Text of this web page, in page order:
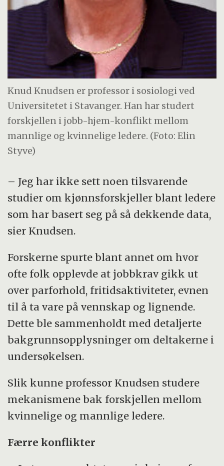
Knud Knudsen er professor i sosiologi ved
Universitetet i Stavanger. Han har studert
forskjellen i jobb-hjem-konflikt mellom
mannlige og kvinnelige ledere. (Foto: Elin
Styve)
– Jeg har ikke sett noen tilsvarende
studier om kjønnsforskjeller blant ledere
som har basert seg på så dekkende data,
sier Knudsen.
Forskerne spurte blant annet om hvor
ofte folk opplevde at jobbkrav gikk ut
over parforhold, fritidsaktiviteter, evnen
til å ta vare på vennskap og lignende.
Dette ble sammenholdt med detaljerte
bakgrunnsopplysninger om deltakerne i
undersøkelsen.
Slik kunne professor Knudsen studere
mekanismene bak forskjellen mellom
kvinnelige og mannlige ledere.
Færre konflikter